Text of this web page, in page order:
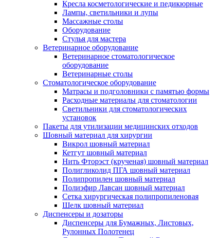
Кресла косметологические и педикюрные
Лампы, светильники и лупы
Массажные столы
Оборудование
Стулья для мастера
Ветеринарное оборудование
Ветеринарное стоматологическое
оборудование
Ветеринарные столы
Стоматологическое оборудование
Матрасы и подголовники с памятью формы
Расходные материалы для стоматологии
Светильники для стоматологических
установок
Пакеты для утилизации медицинских отходов
Шовный материал для хирургии
Викрол шовный материал
Кетгут шовный материал
Нить Фторэст (крученая) шовный материал
Полигликолид ПГА шовный материал
Полипропилен шовный материал
Полиэфир Лавсан шовный материал
Сетка хирургическая полипропиленовая
Шелк шовный материал
Диспенсеры и дозаторы
Диспенсеры для Бумажных, Листовых,
Рулонных Полотенец